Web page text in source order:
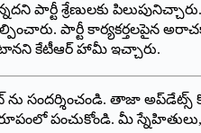
పార్టీ శ్రేణులకు
పార్టీ కార్యకర్తలపైన
కేటీఆర్ హామీ ఇచ్చారు.
ను సందర్శించండి. తాజా
పంచుకోండి. మీ స్నేహితులు,